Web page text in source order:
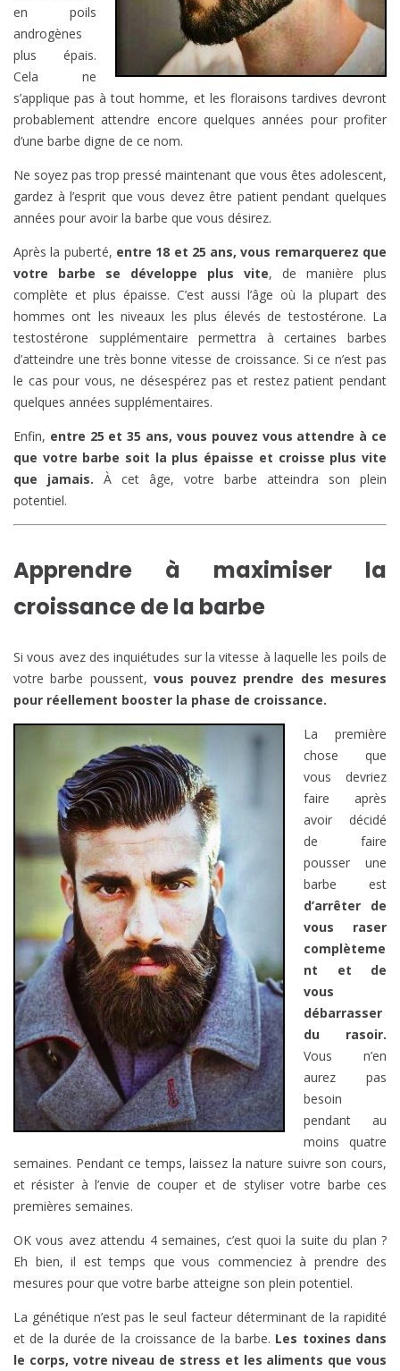
en poils
androgènes
plus épais.
Cela ne
s’applique pas à tout homme, et les floraisons tardives devront
probablement attendre encore quelques années pour profiter
d’une barbe digne de ce nom.
Ne soyez pas trop pressé maintenant que vous êtes adolescent,
gardez à l’esprit que vous devez être patient pendant quelques
années pour avoir la barbe que vous désirez.
Après la puberté, entre 18 et 25 ans, vous remarquerez que
votre barbe se développe plus vite, de manière plus
complète et plus épaisse. C’est aussi l’âge où la plupart des
hommes ont les niveaux les plus élevés de testostérone. La
testostérone supplémentaire permettra à certaines barbes
d’atteindre une très bonne vitesse de croissance. Si ce n’est pas
le cas pour vous, ne désespérez pas et restez patient pendant
quelques années supplémentaires.
Enfin, entre 25 et 35 ans, vous pouvez vous attendre à ce
que votre barbe soit la plus épaisse et croisse plus vite
que jamais. À cet âge, votre barbe atteindra son plein
potentiel.
Apprendre à maximiser la
croissance de la barbe
Si vous avez des inquiétudes sur la vitesse à laquelle les poils de
votre barbe poussent, vous pouvez prendre des mesures
pour réellement booster la phase de croissance.
La première
chose que
vous devriez
faire après
avoir décidé
de faire
pousser une
barbe est
d’arrêter de
vous raser
complèteme
nt et de
vous
débarrasser
du rasoir.
Vous n’en
aurez pas
besoin
pendant au
moins quatre
semaines. Pendant ce temps, laissez la nature suivre son cours,
et résister à l’envie de couper et de styliser votre barbe ces
premières semaines.
OK vous avez attendu 4 semaines, c’est quoi la suite du plan ?
Eh bien, il est temps que vous commenciez à prendre des
mesures pour que votre barbe atteigne son plein potentiel.
La génétique n’est pas le seul facteur déterminant de la rapidité
et de la durée de la croissance de la barbe. Les toxines dans
le corps, votre niveau de stress et les aliments que vous